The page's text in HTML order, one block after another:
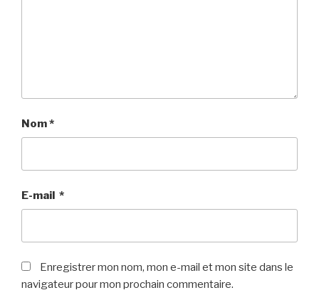
Nom*
E-mail *
Enregistrer mon nom, mon e-mail et mon site dans le
navigateur pour mon prochain commentaire.